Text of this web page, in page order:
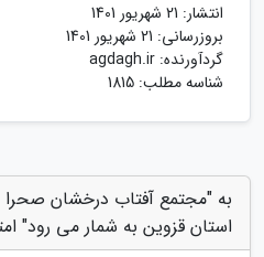
انتشار: 21 شهریور 1401
بروزرسانی: 21 شهریور 1401
گردآورنده: agdagh.ir
شناسه مطلب: 1815
به "مجتمع آفتاب درخشان
استان قزوین به شمار می رود"